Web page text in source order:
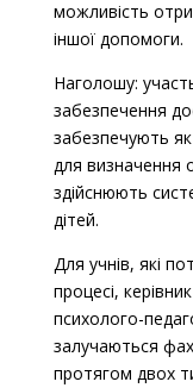
можливість
іншої допомоги.
Наголошу:
забезпечення
забезпечують
для визначення
здійснюють
дітей.
Для учнів, які
процесі,
психолого-
залучаються
протягом двох